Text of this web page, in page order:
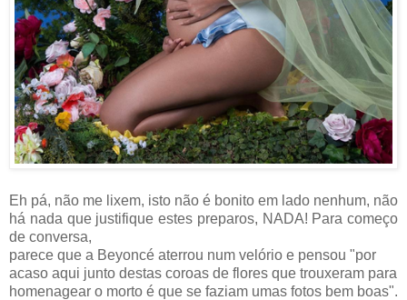
Eh pá, não me lixem, isto não é bonito em lado nenhum, não
há nada que justifique estes preparos, NADA! Para começo
de conversa,
parece que a Beyoncé aterrou num velório e pensou "por
acaso aqui junto destas coroas de flores que trouxeram para
homenagear o morto é que se faziam umas fotos bem boas".